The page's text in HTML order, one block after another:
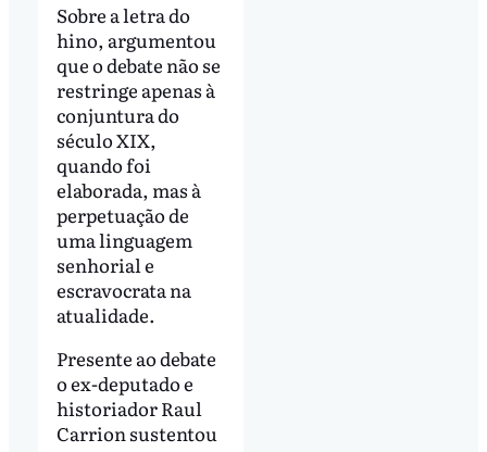
Sobre a letra do
hino, argumentou
que o debate não se
restringe apenas à
conjuntura do
século XIX,
quando foi
elaborada, mas à
perpetuação de
uma linguagem
senhorial e
escravocrata na
atualidade.
Presente ao debate
o ex-deputado e
historiador Raul
Carrion sustentou